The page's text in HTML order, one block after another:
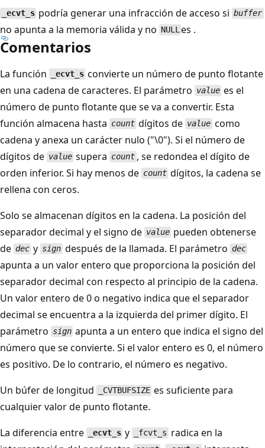
_ecvt_s podría generar una infracción de acceso si buffer
no apunta a la memoria válida y no NULLes .
Comentarios
La función _ecvt_s convierte un número de punto flotante
en una cadena de caracteres. El parámetro value es el
número de punto flotante que se va a convertir. Esta
función almacena hasta count dígitos de valuecomo
cadena y anexa un carácter nulo ("\0"). Si el número de
dígitos de value supera count, se redondea el dígito de
orden inferior. Si hay menos de count dígitos, la cadena se
rellena con ceros.
Solo se almacenan dígitos en la cadena. La posición del
separador decimal y el signo de value pueden obtenerse
de dec y signdespués de la llamada. El parámetro dec
apunta a un valor entero que proporciona la posición del
separador decimal con respecto al principio de la cadena.
Un valor entero de 0 o negativo indica que el separador
decimal se encuentra a la izquierda del primer dígito. El
parámetro sign apunta a un entero que indica el signo del
número que se convierte. Si el valor entero es 0, el número
es positivo. De lo contrario, el número es negativo.
Un búfer de longitud
_CVTBUFSIZE es suficiente para
cualquier valor de punto flotante.
La diferencia entre
_ecvt_s y _fcvt_s radica en la